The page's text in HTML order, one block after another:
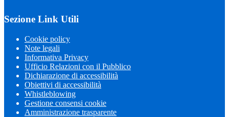
Sezione Link Utili
Cookie policy
Note legali
Informativa Privacy
Ufficio Relazioni con il Pubblico
Dichiarazione di accessibilità
Obiettivi di accessibilità
Whistleblowing
Gestione consensi cookie
Amministrazione trasparente